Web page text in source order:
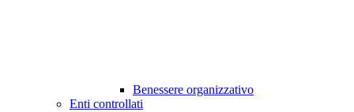
Benessere organizzativo
Enti controllati